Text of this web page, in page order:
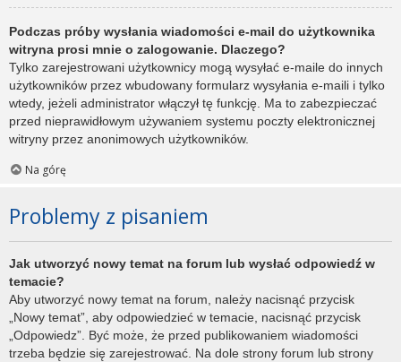
Podczas próby wysłania wiadomości e-mail do użytkownika
witryna prosi mnie o zalogowanie. Dlaczego?
Tylko zarejestrowani użytkownicy mogą wysyłać e-maile do innych
użytkowników przez wbudowany formularz wysyłania e-maili i tylko
wtedy, jeżeli administrator włączył tę funkcję. Ma to zabezpieczać
przed nieprawidłowym używaniem systemu poczty elektronicznej
witryny przez anonimowych użytkowników.
Na górę
Problemy z pisaniem
Jak utworzyć nowy temat na forum lub wysłać odpowiedź w
temacie?
Aby utworzyć nowy temat na forum, należy nacisnąć przycisk
„Nowy temat”, aby odpowiedzieć w temacie, nacisnąć przycisk
„Odpowiedz”. Być może, że przed publikowaniem wiadomości
trzeba będzie się zarejestrować. Na dole strony forum lub strony